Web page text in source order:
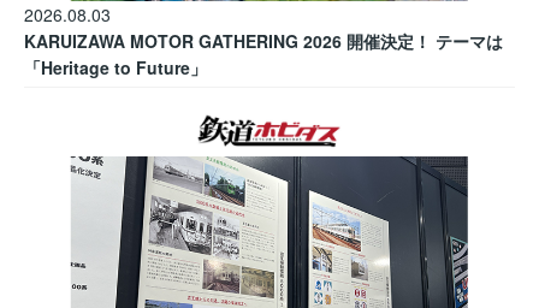
2026.08.03
KARUIZAWA MOTOR GATHERING 2026 開催決定！ テーマは
「Heritage to Future」